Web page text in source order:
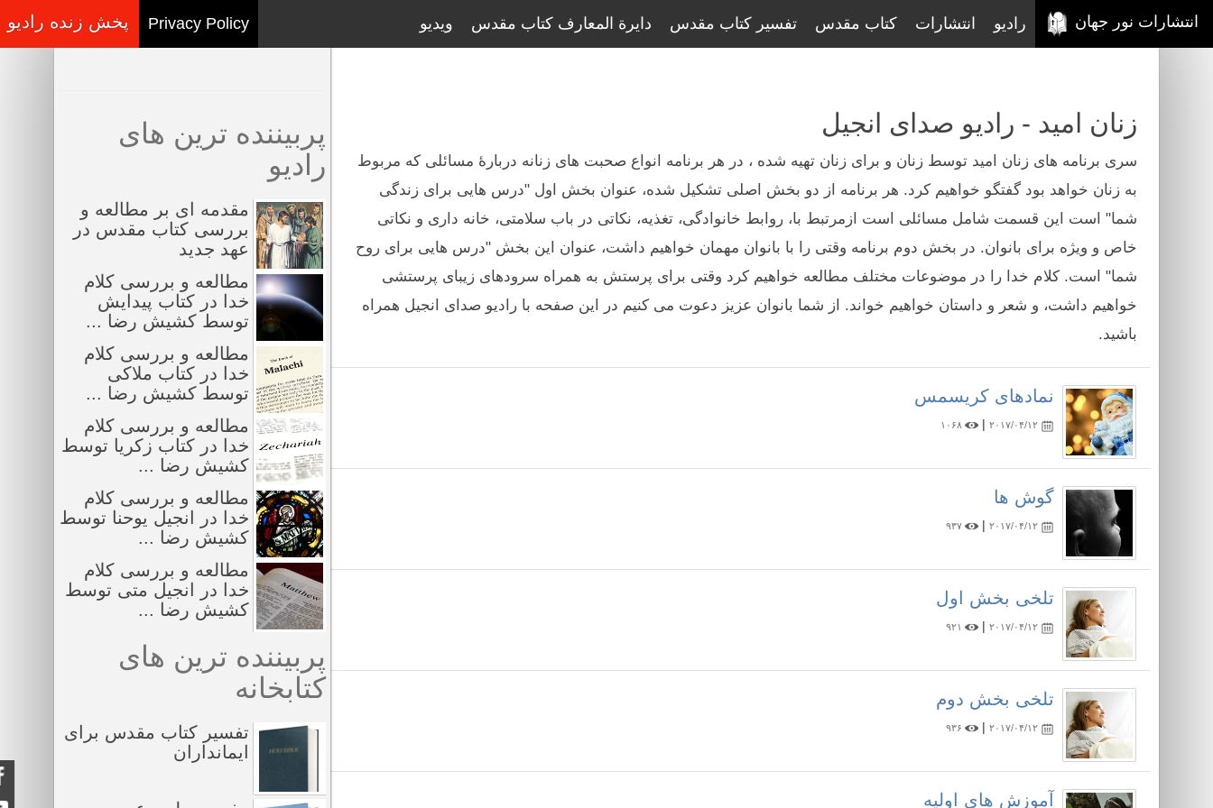
انتشارات نور جهان رادیو انتشارات کتاب مقدس تفسیر کتاب مقدس دایرة المعارف کتاب مقدس ویدیو پخش زنده رادیو Privacy Policy
زنان امید - رادیو صدای انجیل
سری برنامه های زنان امید توسط زنان و برای زنان تهیه شده ، در هر برنامه انواع صحبت های زنانه دربارۀ مسائلی که مربوط
به زنان خواهد بود گفتگو خواهیم کرد. هر برنامه از دو بخش اصلی تشکیل شده، عنوان بخش اول "درس هایی برای زندگی
شما" است این قسمت شامل مسائلی است ازمرتبط با، روابط خانوادگی، تغذیه، نکاتی در باب سلامتی، خانه داری و نکاتی
خاص و ویژه برای بانوان. در بخش دوم برنامه وقتی را با بانوان مهمان خواهیم داشت، عنوان این بخش "درس هایی برای روح
شما" است. کلام خدا را در موضوعات مختلف مطالعه خواهیم کرد وقتی برای پرستش به همراه سرودهای زیبای پرستشی
خواهیم داشت، و شعر و داستان خواهیم خواند. از شما بانوان عزیز دعوت می کنیم در این صفحه با رادیو صدای انجیل همراه
باشید.
نمادهای کریسمس
۲۰۱۷/۰۴/۱۲ |
گوش ها
۲۰۱۷/۰۴/۱۲ | ۹۳۷
تلخی بخش اول
۲۰۱۷/۰۴/۱۲ |
تلخی بخش دوم
۲۰۱۷/۰۴/۱۲ |
آموزش های اولیه
پربیننده ترین های
رادیو
مقدمه ای بر مطالعه و
بررسی کتاب مقدس در
عهد جدید
مطالعه و بررسی کلام
خدا در کتاب پیدایش
توسط کشیش رضا ...
مطالعه و بررسی کلام
خدا در کتاب ملاکی
توسط کشیش رضا ...
مطالعه و بررسی کلام
خدا در کتاب زکریا توسط
کشیش رضا ...
مطالعه و بررسی کلام
خدا در انجیل یوحنا توسط
کشیش رضا ...
مطالعه و بررسی کلام
خدا در انجیل متی توسط
کشیش رضا ...
پربیننده ترین های
کتابخانه
تفسیر کتاب مقدس برای
ایمانداران